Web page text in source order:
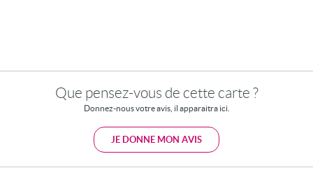
Que pensez-vous de cette carte ?
Donnez-nous votre avis, il apparaitra ici.
JE DONNE MON AVIS